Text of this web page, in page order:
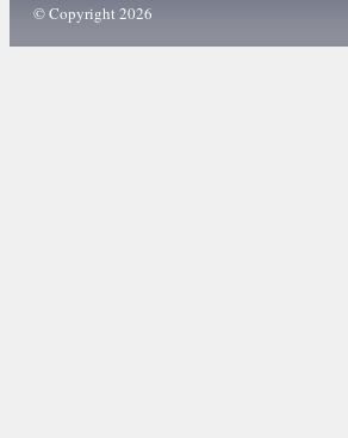
© Copyright 2026